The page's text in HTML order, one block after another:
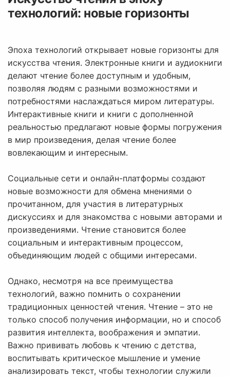
технологий: новые горизонты
Эпоха технологий открывает новые горизонты для
искусства чтения. Электронные книги и аудиокниги
делают чтение более доступным и удобным,
позволяя людям с разными возможностями и
потребностями наслаждаться миром литературы.
Интерактивные книги и книги с дополненной
реальностью предлагают новые формы погружения
в мир произведения, делая чтение более
вовлекающим и интересным.
Социальные сети и онлайн-платформы создают
новые возможности для обмена мнениями о
прочитанном, для участия в литературных
дискуссиях и для знакомства с новыми авторами и
произведениями. Чтение становится более
социальным и интерактивным процессом,
объединяющим людей с общими интересами.
Однако, несмотря на все преимущества
технологий, важно помнить о сохранении
традиционных ценностей чтения. Чтение – это не
только способ получения информации, но и способ
развития интеллекта, воображения и эмпатии.
Важно прививать любовь к чтению с детства,
воспитывать критическое мышление и умение
анализировать текст, чтобы технологии служили